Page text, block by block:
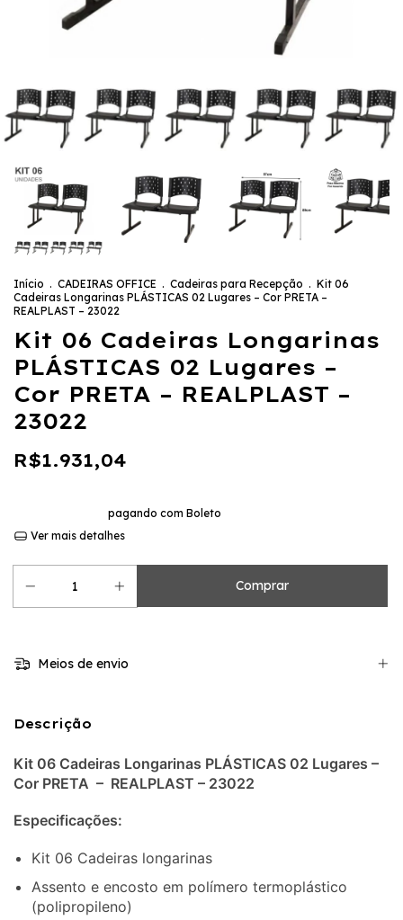
Início . CADEIRAS OFFICE . Cadeiras para Recepção . Kit 06
Cadeiras Longarinas PLÁSTICAS 02 Lugares – Cor PRETA –
REALPLAST – 23022
Kit 06 Cadeiras Longarinas
PLÁSTICAS 02 Lugares –
Cor PRETA – REALPLAST –
23022
R$1.931,04
pagando com Boleto
Ver mais detalhes
Meios de envio
Descrição
Kit 06 Cadeiras Longarinas PLÁSTICAS 02 Lugares –
Cor PRETA – REALPLAST – 23022
Especificações:
Kit 06 Cadeiras longarinas
Assento e encosto em polímero termoplástico
(polipropileno)